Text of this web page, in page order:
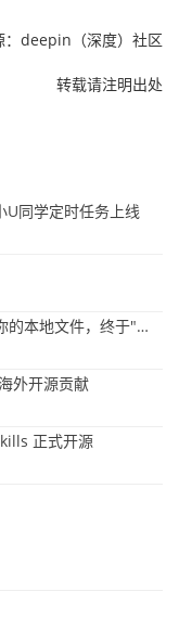
：deepin（深度）社区
转载请注明出处
同学定时任务上线
重磅更新！小U同学「全局知识库」上线：你的本地文件，终于"活"起来了
外开源贡献
正式开源